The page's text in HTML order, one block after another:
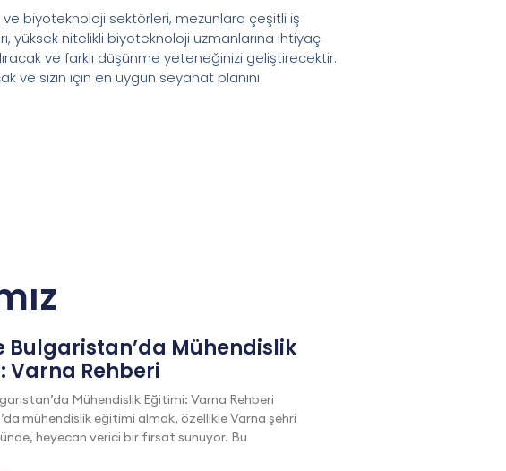
ve biyoteknoloji sektörleri, mezunlara çeşitli iş
yüksek nitelikli biyoteknoloji uzmanlarına ihtiyaç
ve farklı düşünme yeteneğinizi geliştirecektir.
ve sizin için en uygun seyahat planını
Bulgaristan’da Mühendislik
Varna Rehberi
Mühendislik Eğitimi: Varna Rehberi
mühendislik eğitimi almak, özellikle Varna şehri
heyecan verici bir fırsat sunuyor. Bu